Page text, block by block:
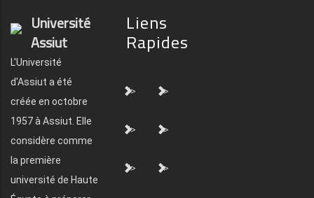
Université
Assiut
L'Université
d'Assiut a été
créée en octobre
1957 à Assiut. Elle
considère comme
la première
université de Haute
Liens
Rapides
"> ">
"> ">
"> ">